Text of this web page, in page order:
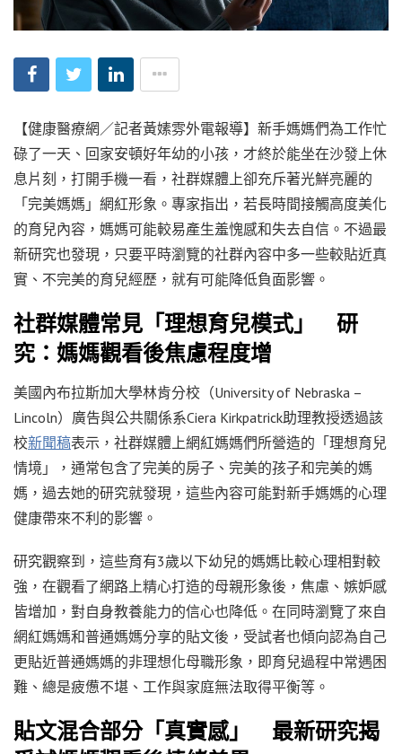
【健康醫療網／記者黃嫊雰外電報導】新手媽媽們為工作忙
碌了一天、回家安頓好年幼的小孩，才終於能坐在沙發上休
息片刻，打開手機一看，社群媒體上卻充斥著光鮮亮麗的
「完美媽媽」網紅形象。專家指出，若長時間接觸高度美化
的育兒內容，媽媽可能較易產生羞愧感和失去自信。不過最
新研究也發現，只要平時瀏覽的社群內容中多一些較貼近真
實、不完美的育兒經歷，就有可能降低負面影響。
社群媒體常見「理想育兒模式」 研
究：媽媽觀看後焦慮程度增
美國內布拉斯加大學林肯分校（University of Nebraska –
Lincoln）廣告與公共關係系Ciera Kirkpatrick助理教授透過該
校新聞稿表示，社群媒體上網紅媽媽們所營造的「理想育兒
情境」，通常包含了完美的房子、完美的孩子和完美的媽
媽，過去她的研究就發現，這些內容可能對新手媽媽的心理
健康帶來不利的影響。
研究觀察到，這些育有3歲以下幼兒的媽媽比較心理相對較
強，在觀看了網路上精心打造的母親形象後，焦慮、嫉妒感
皆增加，對自身教養能力的信心也降低。在同時瀏覽了來自
網紅媽媽和普通媽媽分享的貼文後，受試者也傾向認為自己
更貼近普通媽媽的非理想化母職形象，即育兒過程中常遇困
難、總是疲憊不堪、工作與家庭無法取得平衡等。
貼文混合部分「真實感」 最新研究揭